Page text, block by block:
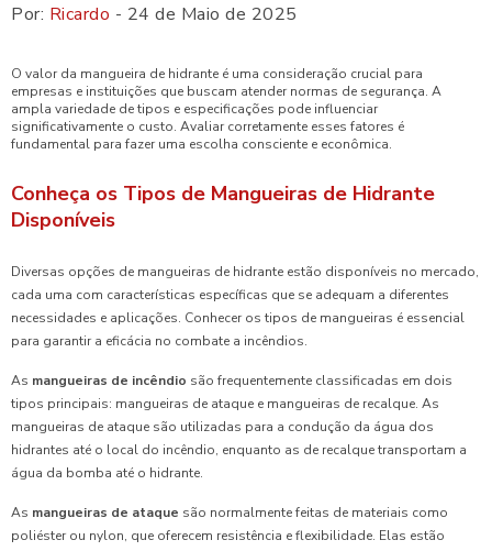
Por: Ricardo - 24 de Maio de 2025
O valor da mangueira de hidrante é uma consideração crucial para
empresas e instituições que buscam atender normas de segurança. A
ampla variedade de tipos e especificações pode influenciar
significativamente o custo. Avaliar corretamente esses fatores é
fundamental para fazer uma escolha consciente e econômica.
Conheça os Tipos de Mangueiras de Hidrante
Disponíveis
Diversas opções de mangueiras de hidrante estão disponíveis no mercado,
cada uma com características específicas que se adequam a diferentes
necessidades e aplicações. Conhecer os tipos de mangueiras é essencial
para garantir a eficácia no combate a incêndios.
As mangueiras de incêndio são frequentemente classificadas em dois
tipos principais: mangueiras de ataque e mangueiras de recalque. As
mangueiras de ataque são utilizadas para a condução da água dos
hidrantes até o local do incêndio, enquanto as de recalque transportam a
água da bomba até o hidrante.
As mangueiras de ataque são normalmente feitas de materiais como
poliéster ou nylon, que oferecem resistência e flexibilidade. Elas estão